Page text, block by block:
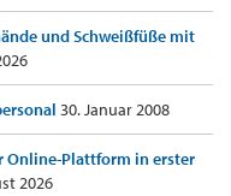
und Schweißfüße mit
30. Januar 2008
Online-Plattform in erster
2026